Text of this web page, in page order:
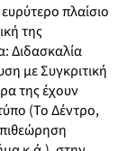
πλαίσιο
της
Διδασκαλία
με Συγκριτική
της έχουν
(Το Δέντρο,